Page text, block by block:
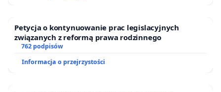
Petycja o kontynuowanie prac legislacyjnych
związanych z reformą prawa rodzinnego
762 podpisów
Informacja o przejrzystości